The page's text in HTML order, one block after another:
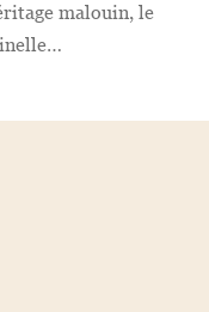
malouin, le